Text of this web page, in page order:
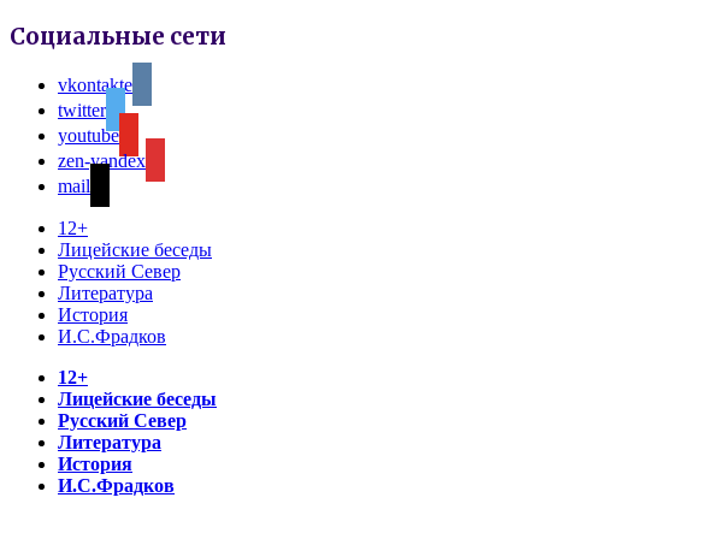
Социальные сети
vkontakte
twitter
youtube
zen-yandex
mail
12+
Лицейские беседы
Русский Север
Литература
История
И.С.Фрадков
12+
Лицейские беседы
Русский Север
Литература
История
И.С.Фрадков